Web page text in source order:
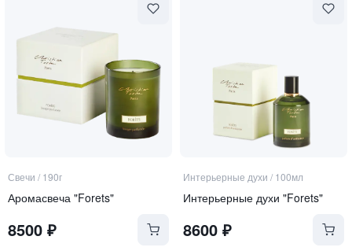
Свечи / 190г
Аромасвеча "Forets"
8500 ₽
Интерьерные духи / 100мл
Интерьерные духи "Forets"
8600₽